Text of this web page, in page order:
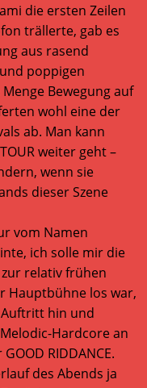
die ersten Zeilen
trällerte, gab es
aus rasend
poppigen
Bewegung auf
wohl eine der
ab. Man kann
weiter geht –
wenn sie
dieser Szene
vom Namen
ich solle mir die
relativ frühen
Hauptbühne los war,
hin und
Hardcore an
RIDDANCE.
des Abends ja